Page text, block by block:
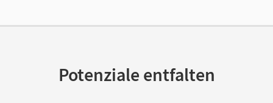
Potenziale entfalten